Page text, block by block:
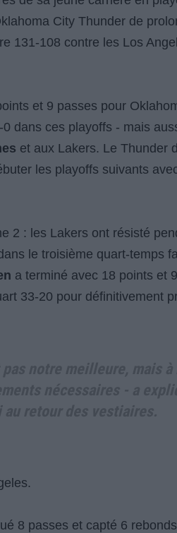
City Thunder de
131-108 contre les Los
et 9 passes pour
dans ces playoffs - mais
et aux Lakers. Le Thunder
les playoffs suivants
2 : les Lakers ont résisté
le troisième quart-temps
a terminé avec 18 points et
33-20 pour définitivement
8 passes et capté 6